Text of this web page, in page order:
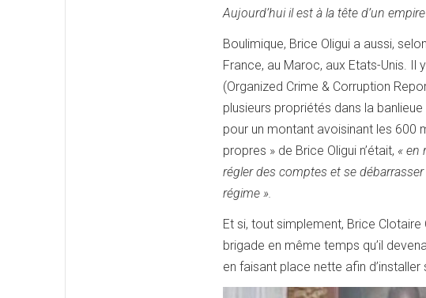
Aujourd’hui il est à la tête d’un
Boulimique, Brice Oligui a aussi,
France, au Maroc, aux Etats-Unis. Il
(Organized Crime & Corruption
plusieurs propriétés dans la
pour un montant avoisinant les 600
propres » de Brice Oligui n’était, « en
régler des comptes et se
régime ».
Et si, tout simplement, Brice
brigade en même temps qu’il
en faisant place nette afin